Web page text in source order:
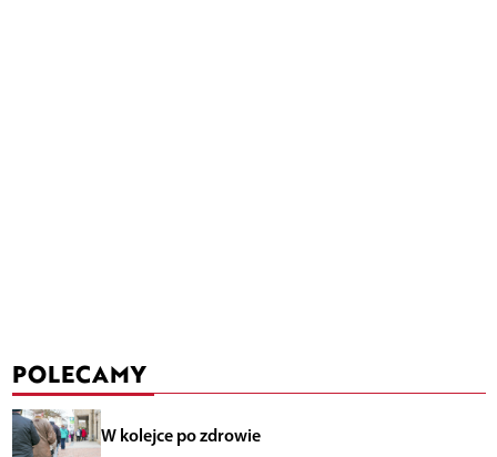
POLECAMY
W kolejce po zdrowie